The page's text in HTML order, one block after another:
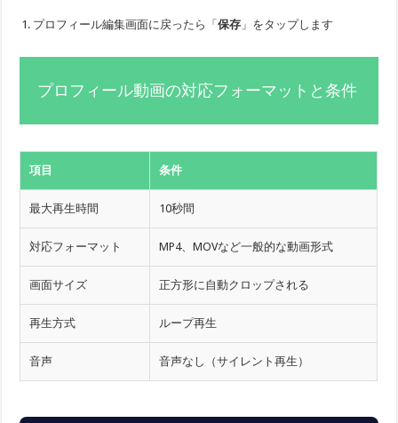
プロフィール編集画面に戻ったら「保存 」をタップします
プロフィール動画の対応フォーマットと条件
項目 条件
最大再生時間 10秒間
対応フォーマット MP4、MOVなど一般的な動画形式
画面サイズ 正方形に自動クロップされる
再生方式 ループ再生
音声 音声なし（サイレント再生）